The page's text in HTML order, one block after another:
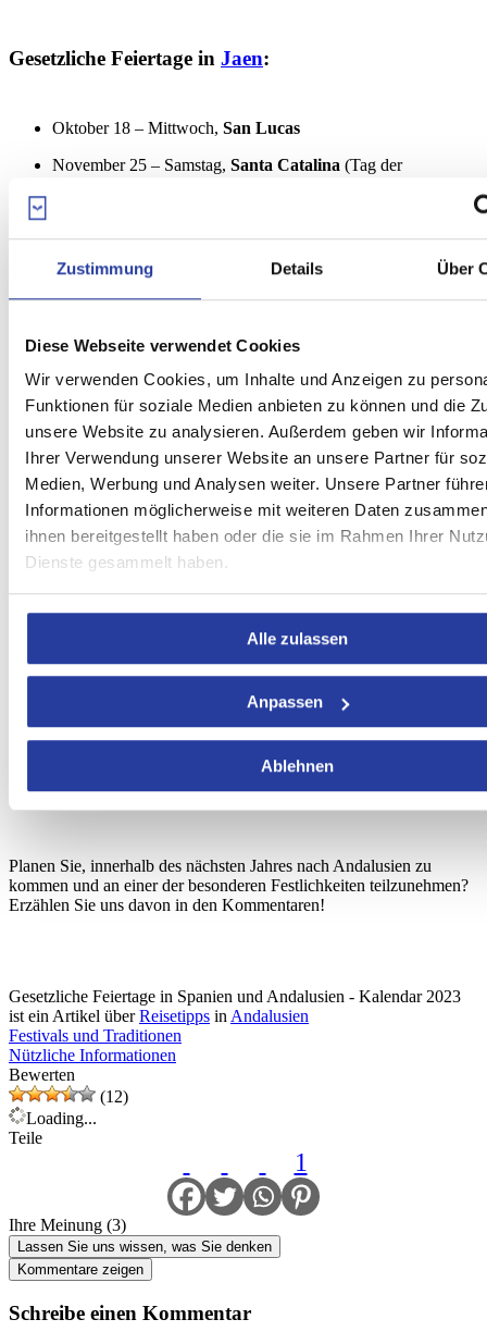
Zustimmung Details Über
Diese Webseite verwendet Cookies
Wir verwenden Cookies, um Inhalte und Anzeigen zu
Funktionen für soziale Medien anbieten zu können und die
unsere Website zu analysieren. Außerdem geben wir
Ihrer Verwendung unserer Website an unsere Partner für
Medien, Werbung und Analysen weiter. Unsere Partner
Informationen möglicherweise mit weiteren Daten
ihnen bereitgestellt haben oder die sie im Rahmen Ihrer
Dienste gesammelt haben.
Alle zulassen
Anpassen
Ablehnen
Gesetzliche Feiertage in Jaen:
Oktober 18 – Mittwoch, San Lucas
November 25 – Samstag, Santa Catalina (Tag der
Corona de Castilla(Rückeroberung von Malaga).
September 8 – Freitag, Virgen de la Victoria.An diesem Tag
feiert die Diözese von Malaga die Geburt der Jungfrau Maria
mit vielen maritimen Ereignissen. Am letzten Sonntag im
August wird eine Statue der Jungfrau von der heiligen Stätte
bis zur Kathedrale von Malaga getragen. Am 8. September
wird diese Statue dann wieder zurück zur heiligen Stätte
gebracht.
Gesetzliche Feiertage inSevilla
Miércoles de feria 2023
Juni 18 – Donnerstag,Corpus Christi.(Fronleichnam)
Sie haben gerade über die gesetzlichen Feiertage in
Spanien und Andalusien für 2023 gelesen.
Planen Sie, innerhalb des nächsten Jahres nach Andalusien zu
kommen und an einer der besonderen Festlichkeiten teilzunehmen?
Erzählen Sie uns davon in den Kommentaren!
Gesetzliche Feiertage in Spanien und Andalusien - Kalendar 2023
ist ein Artikel überReisetipps in Andalusien
Festivals und Traditionen
Nützliche Informationen
Bewerten
(12)
Loading...
Teile
1
Ihre Meinung (3)
Lassen Sie uns wissen, was Sie denken
Kommentare zeigen
Schreibe einen Kommentar